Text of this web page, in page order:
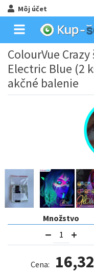
Môj účet
ColourVue
Electric Blue (2
akčné balenie
Množstvo
Cena: